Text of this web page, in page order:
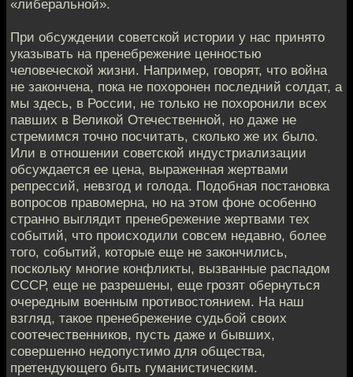
«либеральной».
При обсуждении советской истории у нас принято
указывать на пренебрежение ценностью
человеческой жизни. Например, говорят, что война
не закончена, пока не похоронен последний солдат, а
мы здесь, в России, не только не похоронили всех
павших в Великой Отечественной, но даже не
стремимся точно посчитать, сколько же их было.
Или в отношении советской индустриализации
обсуждается ее цена, выраженная жертвами
репрессий, невзгод и голода. Подобная постановка
вопросов правомерна, но на этом фоне особенно
странно выглядит пренебрежение жертвами тех
событий, что происходили совсем недавно, более
того, событий, которые еще не закончились,
поскольку многие конфликты, вызванные распадом
СССР, еще не разрешены, еще грозят обернуться
очередным военным противостоянием. На наш
взгляд, такое пренебрежение судьбой своих
соотечественников, пусть даже и бывших,
совершенно недопустимо для общества,
претендующего быть гуманистическим.